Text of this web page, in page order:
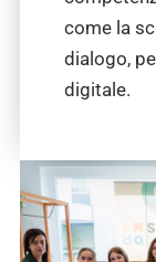
come la
dialogo,
digitale.